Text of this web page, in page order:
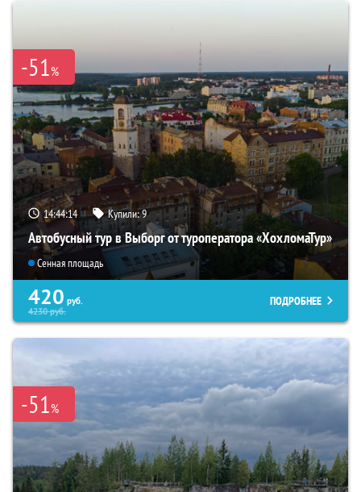
-51%
14:44:12 Купили:9
Автобусный тур в Выборг от туроператора «ХохломаТур»
Сенная площадь
420 руб.
4230руб.
ПОДРОБНЕЕ
-51%